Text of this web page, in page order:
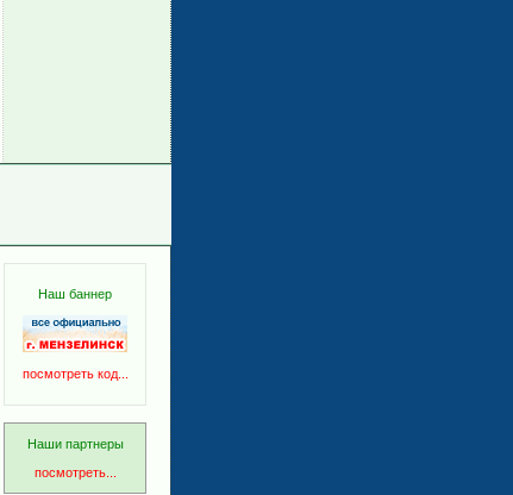
Наш баннер
посмотреть код...
Наши партнеры
посмотреть...